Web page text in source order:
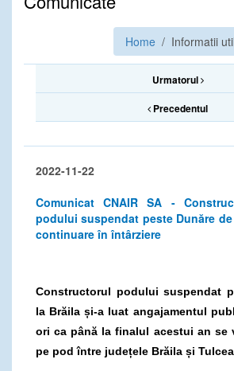
Home / Informatii
Urmatorul
Precedentul
2022-11-22
Comunicat CNAIR SA -
podului suspendat peste Dunăre
continuare în întârziere
Constructorul podului suspendat
la Brăila și-a luat angajamentul
ori ca până la finalul acestui an se
pe pod între județele Brăila și